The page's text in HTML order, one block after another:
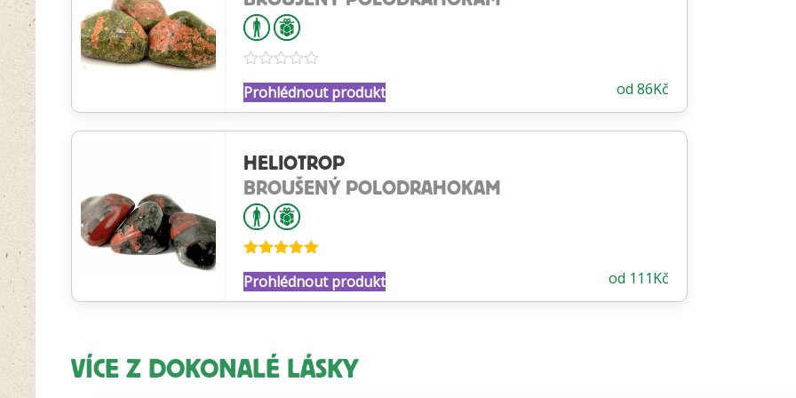
0
z
od86Kč
Prohlédnout produkt
HELIOTROP
BROUŠENÝ POLODRAHOKAM
5.00z 5 od 111Kč
Prohlédnout produkt
VÍCE Z DOKONALÉ LÁSKY